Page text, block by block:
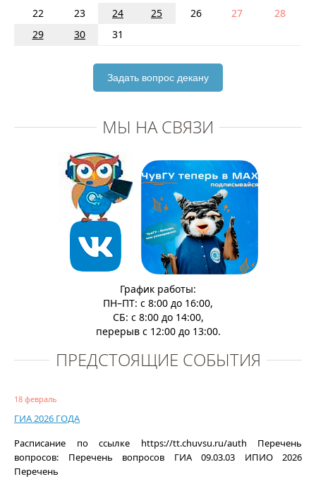
22
23 24 25 26 27
28
29
30 31
Задать вопрос декану
МЫ НА СВЯЗИ
График работы:
ПН–ПТ: с 8:00 до 16:00,
СБ: с 8:00 до 14:00,
перерыв с 12:00 до 13:00.
ПРЕДСТОЯЩИЕ СОБЫТИЯ
18 февраль
ГИА 2026 ГОДА
Расписание по ссылке https://tt.chuvsu.ru/auth Перечень
вопросов: Перечень вопросов ГИА 09.03.03 ИПИО 2026
Перечень